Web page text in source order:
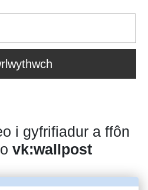
i gyfrifiadur a ffôn
vk:wallpost